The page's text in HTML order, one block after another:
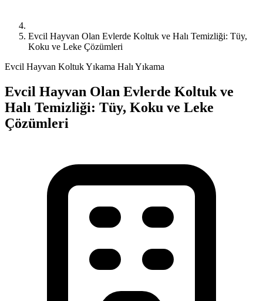
Evcil Hayvan Olan Evlerde Koltuk ve Halı Temizliği: Tüy,
Koku ve Leke Çözümleri
Evcil Hayvan Koltuk Yıkama Halı Yıkama
Evcil Hayvan Olan Evlerde Koltuk ve
Halı Temizliği: Tüy, Koku ve Leke
Çözümleri